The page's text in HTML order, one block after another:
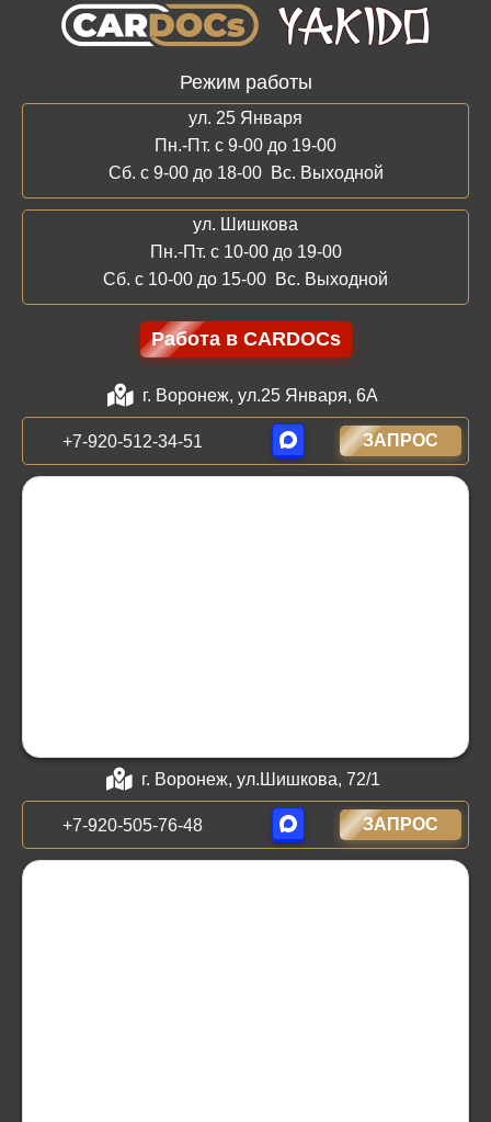
Режим работы
ул. 25 Января
Пн.-Пт. с 9-00 до 19-00
Сб. с 9-00 до 18-00 Вс. Выходной
ул. Шишкова
Пн.-Пт. с 10-00 до 19-00
Сб. с 10-00 до 15-00 Вс. Выходной
Работа в CARDOCs
г. Воронеж, ул.25 Января, 6А
+7-920-512-34-51 ЗАПРОС
г. Воронеж, ул.Шишкова, 72/1
+7-920-505-76-48 ЗАПРОС